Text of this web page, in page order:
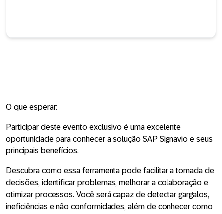
O que esperar:
Participar deste evento exclusivo é uma excelente
oportunidade para conhecer a solução SAP Signavio e seus
principais benefícios.
Descubra como essa ferramenta pode facilitar a tomada de
decisões, identificar problemas, melhorar a colaboração e
otimizar processos. Você será capaz de detectar gargalos,
ineficiências e não conformidades, além de conhecer como